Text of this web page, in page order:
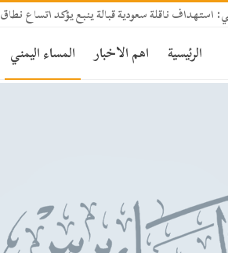
استهداف ناقلة سعودية قبالة ينبع يؤكد اتساع نطاق
الرئيسية اهم الاخبار المساء اليمني